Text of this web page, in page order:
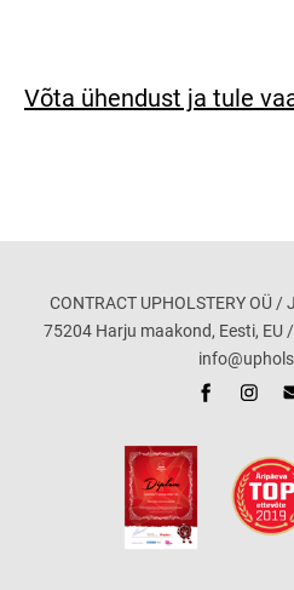
Võta ühendust ja tule
CONTRACT UPHOLSTERY OÜ
75204 Harju maakond, Eesti, EU